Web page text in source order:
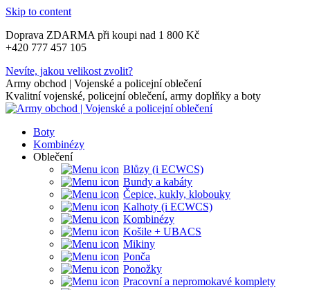
Skip to content
Doprava ZDARMA při koupi nad 1 800 Kč
+420 777 457 105
Nevíte, jakou velikost zvolit?
Army obchod | Vojenské a policejní oblečení
Kvalitní vojenské, policejní oblečení, army doplňky a boty
Boty
Kombinézy
Oblečení
Blůzy (i ECWCS)
Bundy a kabáty
Čepice, kukly, klobouky
Kalhoty (i ECWCS)
Kombinézy
Košile + UBACS
Mikiny
Ponča
Ponožky
Pracovní a nepromokavé komplety